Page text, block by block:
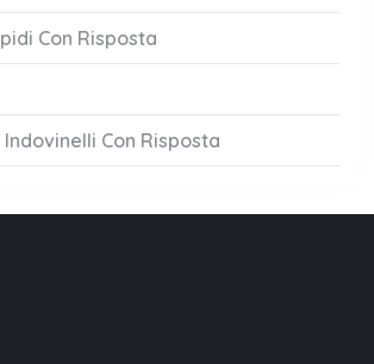
Con Risposta
Con Risposta